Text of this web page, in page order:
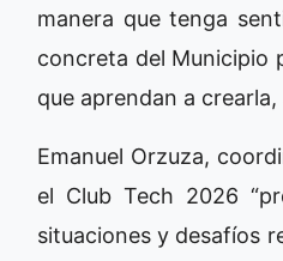
manera que tenga
concreta del Municipio
que aprendan a
Emanuel Orzuza,
el Club Tech 2026
situaciones y desafíos